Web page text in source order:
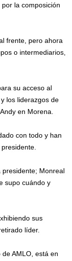
la composición
frente, pero ahora
o intermediarios,
su acceso al
los liderazgos de
en Morena.
con todo y han
Monreal
supo cuándo y
sus
líder.
AMLO, está en